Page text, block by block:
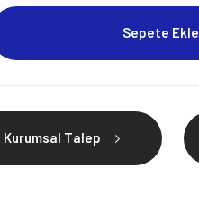
Sepete Ekle
Kurumsal Talep